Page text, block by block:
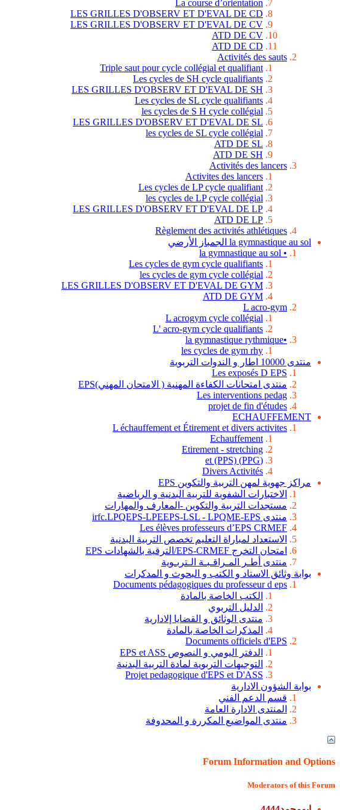
La course d’orientation
LES GRILLES D'OBSERV ET D'EVAL DE CD
LES GRILLES D'OBSERV ET D'EVAL DE CV
ATD DE CV
ATD DE CD
Activités des sauts
Triple saut pour cycle collégial et qualifiant
Les cycles de SH cycle qualifiants
LES GRILLES D'OBSERV ET D'EVAL DE SH
Les cycles de SL cycle qualifiants
les cycles de S H cycle collégial
LES GRILLES D'OBSERV ET D'EVAL DE SL
les cycles de SL cycle collégial
ATD DE SL
ATD DE SH
Activités des lancers
Activites des lancers
Les cycles de LP cycle qualifiant
les cycles de LP cycle collégial
LES GRILLES D'OBSERV ET D'EVAL DE LP
ATD DE LP
Règlement des activités athlétiques
la gymnastique au sol الجمباز الأرضي
• la gymnastique au sol
Les cycles de gym cycle qualifiants
les cycles de gym cycle collégial
LES GRILLES D'OBSERV ET D'EVAL DE GYM
ATD DE GYM
L acro-gym
L acrogym cycle collégial
L' acro-gym cycle qualifiants
•la gymnastique rythmique
les cycles de gym rhy
منتدى 10000 اطار و الندوات التربوية
Les exposés D EPS
منتدى امتحانات الكفاءة المهنية ( الامتحان المهني)EPS
Les interventions pedag
projet de fin d'études
ECHAUFFEMENT
L échauffement et Étirement et divers activites
Echauffement
Etirement - stretching
(PPG) et (PPS)
Divers Activités
مراكز جهوية لمهن التربية والتكوين EPS
الاختبارات الشفوية للتربية البدنية و الرياضية
مستجدات التربية والتكوين -المعارف والمهارات
منتدى irfc.LPQEPS-LPEEPS-LSL - LPQME-EPS
Les élèves professeurs d’EPS CRMEF
الاستعداد لمباراة التعليم تخصص التربية البدنية
امتحان التخرج EPS-CRMEF/الترقية بالشهادات EPS
منتدى أطـر المـراقـبـة الـتربـوية
بوابة وثائق الاستاد و الكتب و البحوث و المدكرات
Documents pédagogiques du professeur d eps
الكتب الخاصة بالمادة
الدليل التربوي
منتدى الوثائق و القضايا إلادارية
المذكرات الخاصة بالمادة
Documents officiels d'EPS
الدفتر اليومي و النصوص EPS et ASS
التوجيهات التربوية لمادة التربية البدنية
Projet pedagogique d'EPS et D'ASS
بوابة الشؤون الادارية
قسم الدعم الفني
المنتدى الادارة العامة
منتدى المواضيع المكررة و المحدوفة
Forum Information and Options
Moderators of this Forum